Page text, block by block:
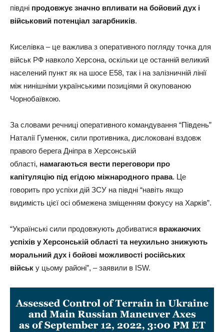
півдні продовжує значно впливати на бойовий дух і
військовий потенціал загарбників.
Киселівка – це важлива з оперативного погляду точка для
військ РФ навколо Херсона, оскільки це останній великий
населений пункт як на шосе E58, так і на залізничній лінії
між нинішніми українськими позиціями й окупованою
Чорнобаївкою.
За словами речниці оперативного командування “Південь”
Наталії Гуменюк, сили противника, дислоковані вздовж
правого берега Дніпра в Херсонській
області, намагаються вести переговори про
капітуляцію під егідою міжнародного права. Це
говорить про успіхи дій ЗСУ на півдні “навіть якщо
видимість цієї осі обмежена зміщенням фокусу на Харків”.
“Українські сили продовжують добиватися вражаючих
успіхів у Херсонській області та неухильно знижують
моральний дух і бойові можливості російських
військ у цьому районі”, – заявили в ISW.